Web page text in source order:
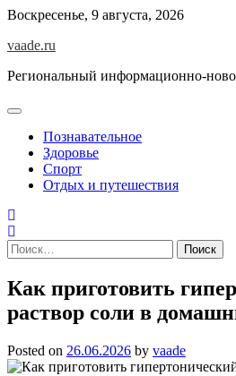
Skip
content
Воскресенье, 9 августа, 2026
vaade.ru
Региональный информационно-
Познавательное
Здоровье
Спорт
Отдых и путешествия
Найти:
Как приготовить
раствор соли в
Posted on 26.06.2026 by vaade